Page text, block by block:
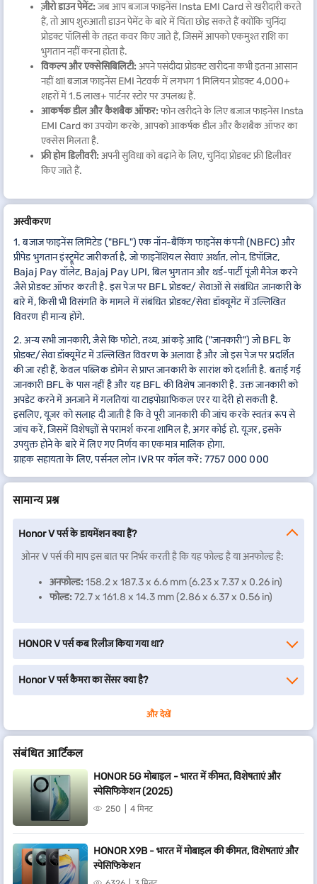
ज़ीरो डाउन पेमेंट: जब आप बजाज फाइनेंस Insta EMI Card से खरीदारी करते
हैं, तो आप शुरुआती डाउन पेमेंट के बारे में चिंता छोड़ सकते हैं क्योंकि चुनिंदा
प्रोडक्ट पॉलिसी के तहत कवर किए जाते हैं, जिसमें आपको एकमुश्त राशि का
भुगतान नहीं करना होता है.
विकल्प और एक्सेसिबिलिटी: अपने पसंदीदा प्रोडक्ट खरीदना कभी इतना आसान
नहीं था! बजाज फाइनेंस EMI नेटवर्क में लगभग 1 मिलियन प्रोडक्ट 4,000+
शहरों में 1.5 लाख+ पार्टनर स्टोर पर उपलब्ध हैं.
आकर्षक डील और कैशबैक ऑफर: फोन खरीदने के लिए बजाज फाइनेंस Insta
EMI Card का उपयोग करके, आपको आकर्षक डील और कैशबैक ऑफर का
एक्सेस मिलता है.
फ्री होम डिलीवरी: अपनी सुविधा को बढ़ाने के लिए, चुनिंदा प्रोडक्ट फ्री डिलीवर
किए जाते हैं.
अस्वीकरण
1. बजाज फाइनेंस लिमिटेड ("BFL") एक नॉन-बैंकिंग फाइनेंस कंपनी (NBFC) और
प्रीपेड भुगतान इंस्ट्रूमेंट जारीकर्ता है, जो फाइनेंशियल सेवाएं अर्थात, लोन, डिपॉज़िट,
Bajaj Pay वॉलेट, Bajaj Pay UPI, बिल भुगतान और थर्ड-पार्टी पूंजी मैनेज करने
जैसे प्रोडक्ट ऑफर करती है. इस पेज पर BFL प्रोडक्ट/ सेवाओं से संबंधित जानकारी के
बारे में, किसी भी विसंगति के मामले में संबंधित प्रोडक्ट/सेवा डॉक्यूमेंट में उल्लिखित
विवरण ही मान्य होंगे.
2. अन्य सभी जानकारी, जैसे कि फोटो, तथ्य, आंकड़े आदि ("जानकारी") जो BFL के
प्रोडक्ट/सेवा डॉक्यूमेंट में उल्लिखित विवरण के अलावा हैं और जो इस पेज पर प्रदर्शित
की जा रही हैं, केवल पब्लिक डोमेन से प्राप्त जानकारी के सारांश को दर्शाती है. बताई गई
जानकारी BFL के पास नहीं है और यह BFL की विशेष जानकारी है. उक्त जानकारी को
अपडेट करने में अनजाने में गलतियां या टाइपोग्राफिकल एरर या देरी हो सकती है.
इसलिए, यूज़र को सलाह दी जाती है कि वे पूरी जानकारी की जांच करके स्वतंत्र रूप से
जांच करें, जिसमें विशेषज्ञों से परामर्श करना शामिल है, अगर कोई हो. यूज़र, इसके
उपयुक्त होने के बारे में लिए गए निर्णय का एकमात्र मालिक होगा.
ग्राहक सहायता के लिए, पर्सनल लोन IVR पर कॉल करें: 7757 000 000
सामान्य प्रश्न
Honor V पर्स के डायमेंशन क्या हैं?
ओनर V पर्स की माप इस बात पर निर्भर करती है कि यह फोल्ड है या अनफोल्ड है:
अनफोल्ड: 158.2 x 187.3 x 6.6 mm (6.23 x 7.37 x 0.26 in)
फोल्ड: 72.7 x 161.8 x 14.3 mm (2.86 x 6.37 x 0.56 in)
HONOR V पर्स कब रिलीज किया गया था?
Honor V पर्स कैमरा का सेंसर क्या है?
और देखें
संबंधित आर्टिकल
HONOR 5G मोबाइल - भारत में कीमत, विशेषताएं और
स्पेसिफिकेशन (2025)
250 4 मिनट
HONOR X9B - भारत में मोबाइल की कीमत, विशेषताएं और
स्पेसिफिकेशन